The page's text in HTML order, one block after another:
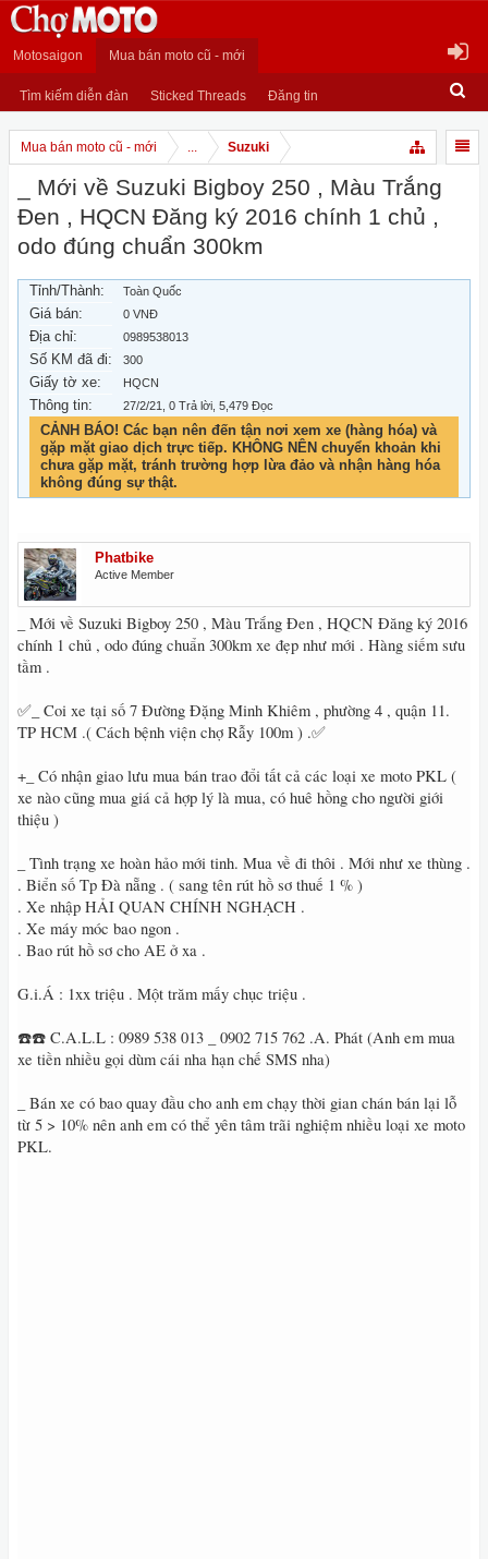
Motosaigon Mua bán moto cũ - mới
Tìm kiếm diễn đàn Sticked Threads Đăng tin
Mua bán moto cũ - mới ... Suzuki
_ Mới về Suzuki Bigboy 250 , Màu Trắng
Đen , HQCN Đăng ký 2016 chính 1 chủ ,
odo đúng chuẩn 300km
Tỉnh/Thành: Toàn Quốc
Giá bán: 0 VNĐ
Địa chỉ: 0989538013
Số KM đã đi: 300
Giấy tờ xe: HQCN
Thông tin: 27/2/21 , 0 Trả lời, 5,479 Đọc
CẢNH BÁO! Các bạn nên đến tận nơi xem xe (hàng hóa) và
gặp mặt giao dịch trực tiếp. KHÔNG NÊN chuyển khoản khi
chưa gặp mặt, tránh trường hợp lừa đảo và nhận hàng hóa
không đúng sự thật.
Phatbike
Active Member
_ Mới về Suzuki Bigboy 250 , Màu Trắng Đen , HQCN Đăng ký 2016
chính 1 chủ , odo đúng chuẩn 300km xe đẹp như mới . Hàng siếm sưu
tầm .
✅_ Coi xe tại số 7 Đường Đặng Minh Khiêm , phường 4 , quận 11.
TP HCM .( Cách bệnh viện chợ Rẫy 100m ) .✅
+_ Có nhận giao lưu mua bán trao đổi tất cả các loại xe moto PKL (
xe nào cũng mua giá cả hợp lý là mua, có huê hồng cho người giới
thiệu )
_ Tình trạng xe hoàn hảo mới tinh. Mua về đi thôi . Mới như xe thùng .
. Biển số Tp Đà nẵng . ( sang tên rút hồ sơ thuế 1 % )
. Xe nhập HẢI QUAN CHÍNH NGHẠCH .
. Xe máy móc bao ngon .
. Bao rút hồ sơ cho AE ở xa .
G.i.Á : 1xx triệu . Một trăm mấy chục triệu .
☎️☎️ C.A.L.L : 0989 538 013 _ 0902 715 762 .A. Phát (Anh em mua
xe tiền nhiều gọi dùm cái nha hạn chế SMS nha)
_ Bán xe có bao quay đầu cho anh em chạy thời gian chán bán lại lỗ
từ 5 > 10% nên anh em có thể yên tâm trãi nghiệm nhiều loại xe moto
PKL‭.